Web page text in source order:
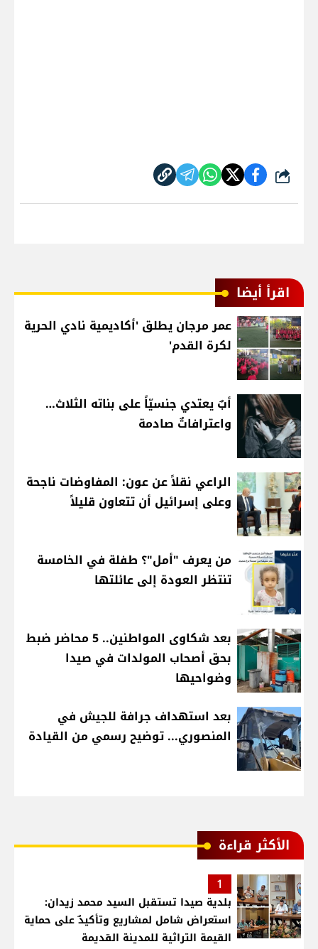
شارك
اقرأ أيضا
عمر مرجان يطلق 'أكاديمية نادي الحرية
لكرة القدم'
أبٌ يعتدي جنسيّاً على بناته الثلاث…
واعترافاتٌ صادمة
الراعي نقلاً عن عون: المفاوضات ناجحة
وعلى إسرائيل أن تتعاون قليلاً
من يعرف "أمل"؟ طفلة في الخامسة
تنتظر العودة إلى عائلتها
بعد شكاوى المواطنين.. 5 محاضر ضبط
بحق أصحاب المولدات في صيدا
وضواحيها
بعد استهداف جرافة للجيش في
المنصوري... توضيح رسمي من القيادة
الأكثر قراءة
1
بلدية صيدا تستقبل السيد محمد زيدان:
استعراض شامل لمشاريع وتأكيدٌ على حماية
القيمة التراثية للمدينة القديمة